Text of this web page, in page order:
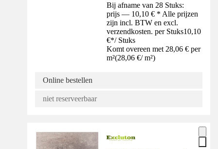
Bij afname van 28 Stuks:
prijs — 10,10 € * Alle prijzen
zijn incl. BTW en excl.
verzendkosten. per Stuks10,10
€*/ Stuks
Komt overeen met 28,06 € per
m²(28,06 €/ m²)
Online bestellen
niet reserveerbaar